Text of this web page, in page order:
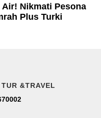
Nikmati Pesona
Plus Turki
&TRAVEL